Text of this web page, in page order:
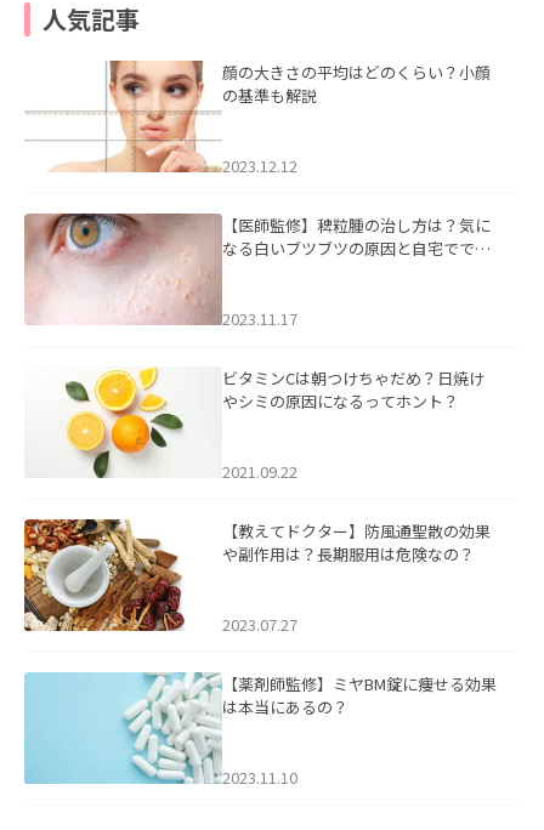
人気記事
顔の大きさの平均はどのくらい？小顔
の基準も解説
2023.12.12
【医師監修】稗粒腫の治し方は？気に
なる白いブツブツの原因と自宅ででき
2023.11.17
ビタミンCは朝つけちゃだめ？日焼け
やシミの原因になるってホント？
2021.09.22
【教えてドクター】防風通聖散の効果
や副作用は？長期服用は危険なの？
2023.07.27
【薬剤師監修】ミヤBM錠に痩せる効果
は本当にあるの？
2023.11.10